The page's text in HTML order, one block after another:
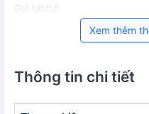
Giá MMUI
Xem thêm
Thông tin chi tiết